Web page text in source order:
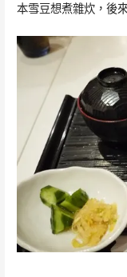
本雪豆想煮雜炊，後